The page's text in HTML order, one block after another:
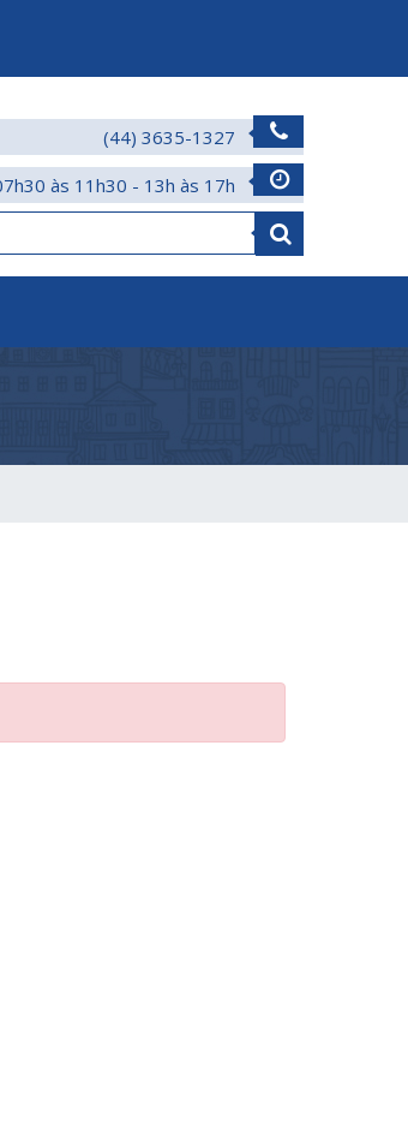
(44) 3635-1327
às 11h30 - 13h às 17h